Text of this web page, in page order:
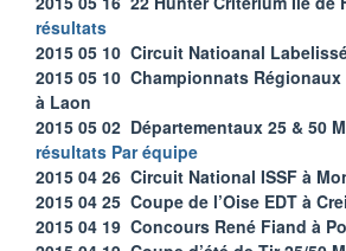
résultats
2015 05 10 Circuit Natioanal
2015 05 10 Championnats
à Laon
2015 05 02 Départementaux 25 & 50
résultats Par équipe
2015 04 26 Circuit National ISSF à
2015 04 25 Coupe de l’Oise EDT à
2015 04 19 Concours René Fiand à